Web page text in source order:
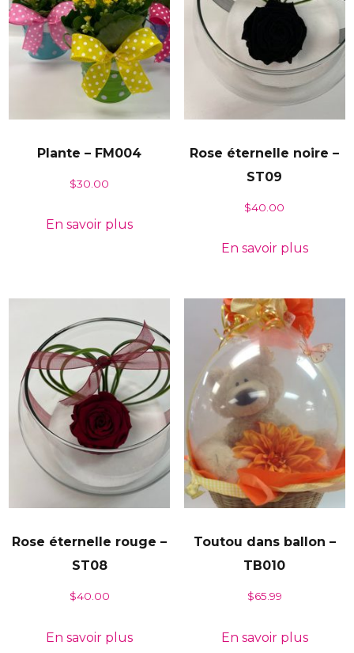
Plante – FM004
$30.00
En savoir plus
Rose éternelle noire –
ST09
$40.00
En savoir plus
Rose éternelle rouge –
ST08
$40.00
En savoir plus
Toutou dans ballon –
TB010
$65.99
En savoir plus